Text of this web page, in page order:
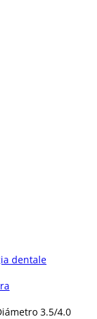
dentale
3.5/4.0